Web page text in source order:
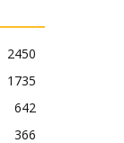
2450
1735
642
366